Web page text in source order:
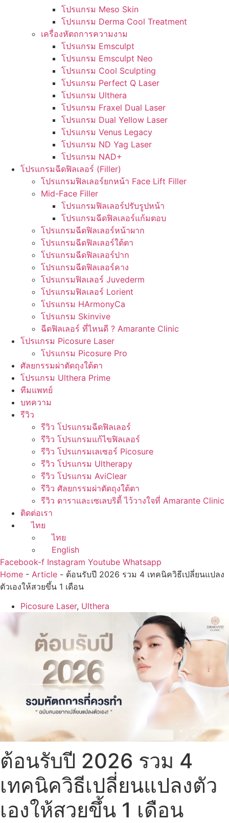
โปรแกรม Meso Skin
โปรแกรม Derma Cool Treatment
เครื่องหัตถการความงาม
โปรแกรม Emsculpt
โปรแกรม Emsculpt Neo
โปรแกรม Cool Sculpting
โปรแกรม Perfect Q Laser
โปรแกรม Ulthera
โปรแกรม Fraxel Dual Laser
โปรแกรม Dual Yellow Laser
โปรแกรม Venus Legacy
โปรแกรม ND Yag Laser
โปรแกรม NAD+
โปรแกรมฉีดฟิลเลอร์ (Filler)
โปรแกรมฟิลเลอร์ยกหน้า Face Lift Filler
Mid-Face Filler
โปรแกรมฟิลเลอร์ปรับรูปหน้า
โปรแกรมฉีดฟิลเลอร์แก้มตอบ
โปรแกรมฉีดฟิลเลอร์หน้าผาก
โปรแกรมฉีดฟิลเลอร์ใต้ตา
โปรแกรมฉีดฟิลเลอร์ปาก
โปรแกรมฉีดฟิลเลอร์คาง
โปรแกรมฟิลเลอร์ Juvederm
โปรแกรมฟิลเลอร์ Lorient
โปรแกรม HArmonyCa
โปรแกรม Skinvive
ฉีดฟิลเลอร์ ที่ไหนดี ? Amarante Clinic
โปรแกรม Picosure Laser
โปรแกรม Picosure Pro
ศัลยกรรมผ่าตัดถุงใต้ตา
โปรแกรม Ulthera Prime
ทีมแพทย์
บทความ
รีวิว
รีวิว โปรแกรมฉีดฟิลเลอร์
รีวิว โปรแกรมแก้ไขฟิลเลอร์
รีวิว โปรแกรมเลเซอร์ Picosure
รีวิว โปรแกรม Ultherapy
รีวิว โปรแกรม AviClear
รีวิว ศัลยกรรมผ่าตัดถุงใต้ตา
รีวิว ดาราและเซเลบริตี้ ไว้วางใจที่ Amarante Clinic
ติดต่อเรา
ไทย
ไทย
English
Facebook-f Instagram Youtube Whatsapp
Home - Article - ต้อนรับปี 2026 รวม 4 เทคนิควิธีเปลี่ยนแปลง
ตัวเองให้สวยขึ้น 1 เดือน
Picosure Laser, Ulthera
ต้อนรับปี 2026 รวม 4
เทคนิควิธีเปลี่ยนแปลงตัว
เองให้สวยขึ้น 1 เดือน